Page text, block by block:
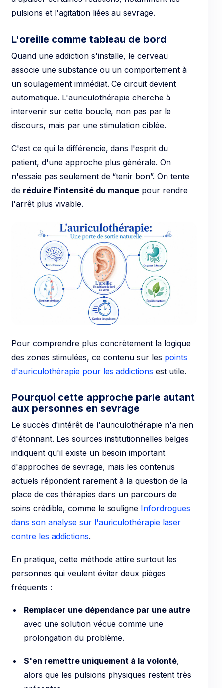
pulsions et l'agitation liées au sevrage.
L'oreille comme tableau de bord
Quand une addiction s'installe, le cerveau
associe une substance ou un comportement à
un soulagement immédiat. Ce circuit devient
automatique. L'auriculothérapie cherche à
intervenir sur cette boucle, non pas par le
discours, mais par une stimulation ciblée.
C'est ce qui la différencie, dans l'esprit du
patient, d'une approche plus générale. On
n'essaie pas seulement de “tenir bon”. On tente
de réduire l'intensité du manque pour rendre
l'arrêt plus vivable.
Pour comprendre plus concrètement la logique
des zones stimulées, ce contenu sur les points
d'auriculothérapie pour les addictions est utile.
Pourquoi cette approche parle autant
aux personnes en sevrage
Le succès d'intérêt de l'auriculothérapie n'a rien
d'étonnant. Les sources institutionnelles belges
indiquent qu'il existe un besoin important
d'approches de sevrage, mais les contenus
actuels répondent rarement à la question de la
place de ces thérapies dans un parcours de
soins crédible, comme le souligne Infordrogues
dans son analyse sur l'auriculothérapie laser
contre les addictions.
En pratique, cette méthode attire surtout les
personnes qui veulent éviter deux pièges
fréquents :
Remplacer une dépendance par une autre
avec une solution vécue comme une
prolongation du problème.
S'en remettre uniquement à la volonté,
alors que les pulsions physiques restent très